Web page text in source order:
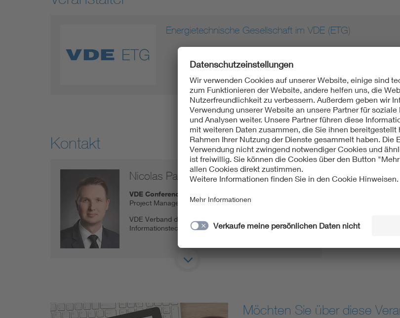
Energietechnische Gesellschaft im VDE (ETG)
Kontakt
Nicolas Parisel
VDE Conference Service
Project Manager
VDE Verband der Elektrotechnik Elektronik
Informationstechnik e.V.
Möchten Sie über diese